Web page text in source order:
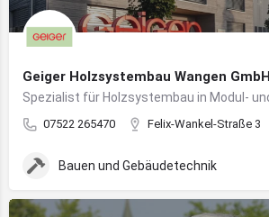
Geiger Holzsystembau Wangen
07522 265470 Felix-Wankel-Straße 3
Bauen und Gebäudetechnik